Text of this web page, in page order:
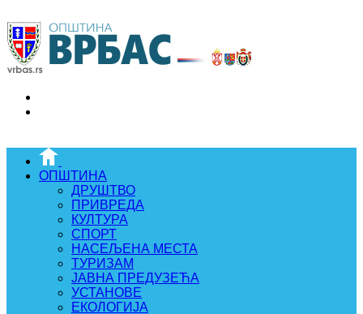
ОПШТИНА
ДРУШТВО
ПРИВРЕДА
КУЛТУРА
СПОРТ
НАСЕЉЕНА МЕСТА
ТУРИЗАМ
ЈАВНА ПРЕДУЗЕЋА
УСТАНОВЕ
ЕКОЛОГИЈА